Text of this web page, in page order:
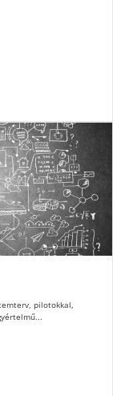
pilotokkal,